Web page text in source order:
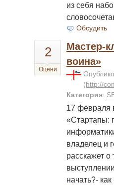
из себя
Обсудить
2
Оцени
Мастер-
воина»
(http://
Категория:
17 февраля
«Стартапы:
владелец и
расскажет о
начать?-